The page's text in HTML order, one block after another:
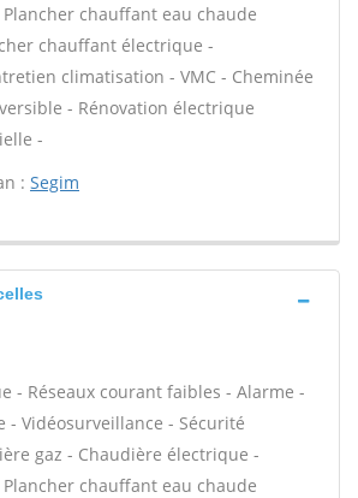
chauffant eau chaude
chauffant électrique -
climatisation - VMC - Cheminée
- Rénovation électrique
-
: Segim
- Réseaux courant faibles - Alarme -
- Vidéosurveillance - Sécurité
gaz - Chaudière électrique -
chauffant eau chaude